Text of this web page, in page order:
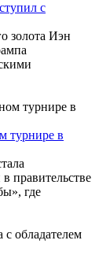
с
золота Иэн
турнире в
правительстве
где